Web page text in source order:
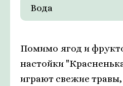
Вода
Помимо ягод и
настойки
играют свежие